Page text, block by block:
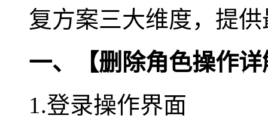
复方案三大维度，提
一、【删除角色操作
1.登录操作界面